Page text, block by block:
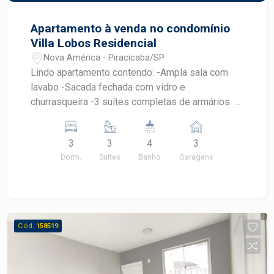
Apartamento à venda no condomínio
Villa Lobos Residencial
Nova América - Piracicaba/SP
Lindo apartamento contendo: -Ampla sala com
lavabo -Sacada fechada com vidro e
churrasqueira -3 suítes completas de armários. -
-2 vagas -Lazer completo
3
Dorm.
3
Suítes
4
Banho
3
Garagens
Cód. 158519